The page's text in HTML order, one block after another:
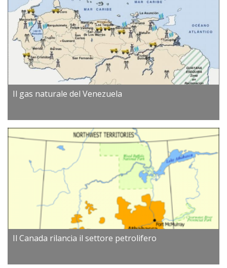
Il gas naturale del Venezuela
Il Canada rilancia il settore petrolifero